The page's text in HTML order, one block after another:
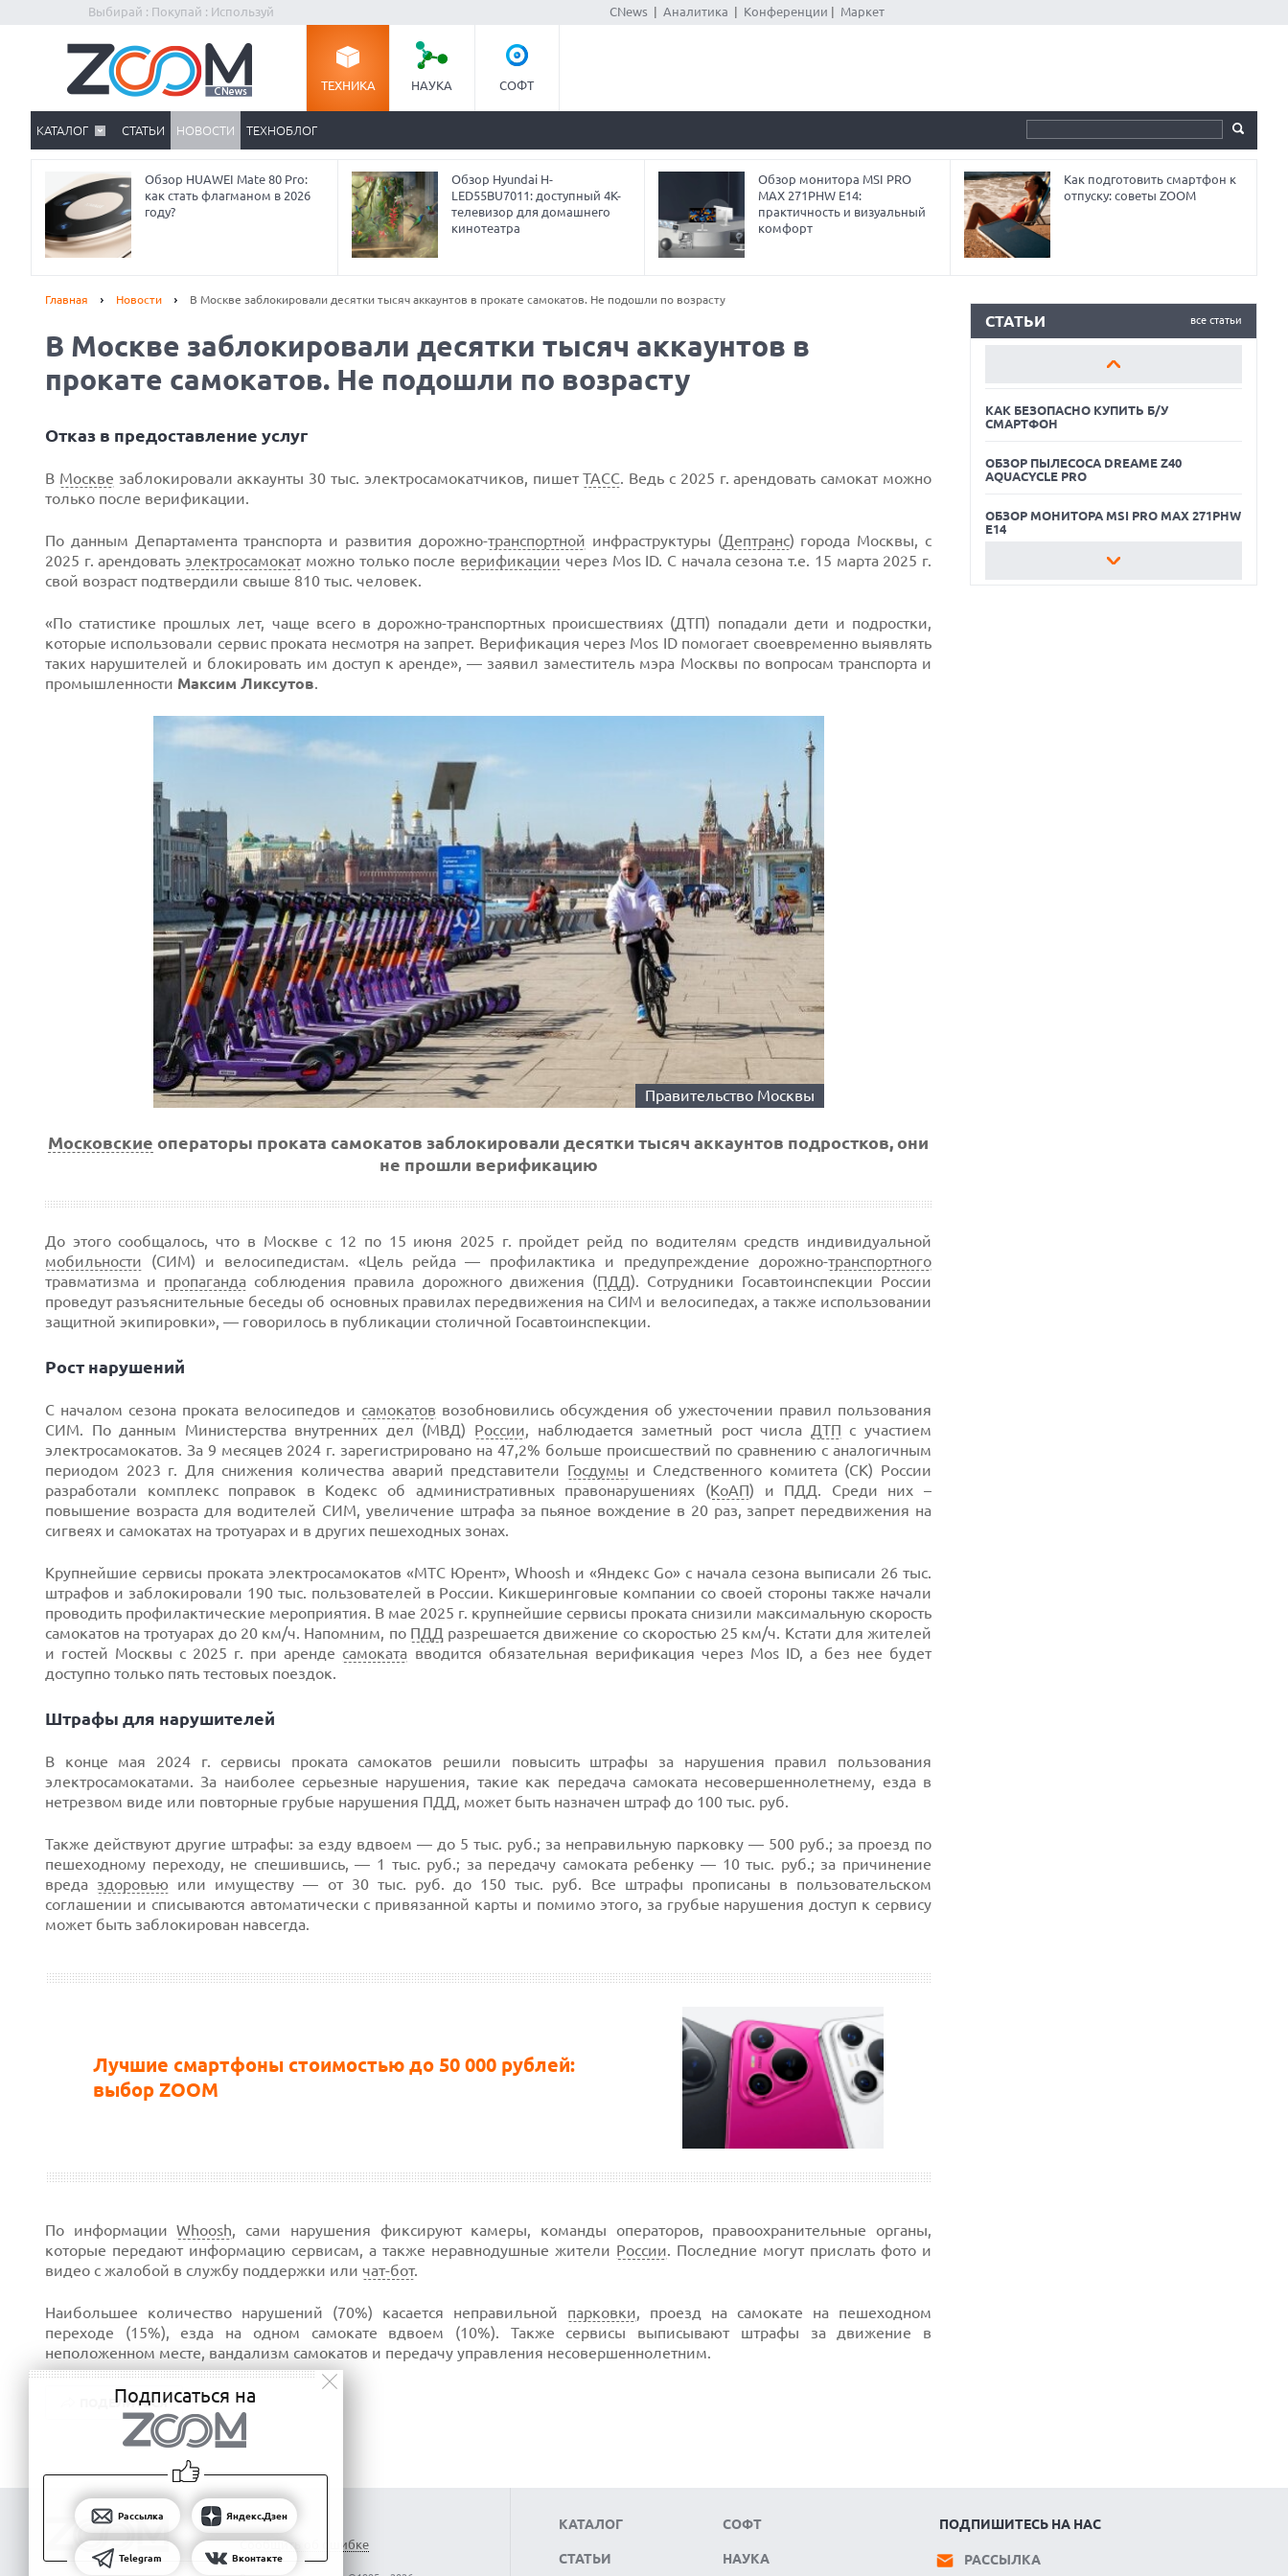
Выбирай : Покупай : Используй CNews| Аналитика Конференции Маркет
ТЕХНИКА НАУКА СОФТ
КАТАЛОГ СТАТЬИ НОВОСТИ ТЕХНОБЛОГ
Обзор HUAWEI Mate 80 Pro:
как стать флагманом в 2026
году?
Обзор Hyundai H-
LED55BU7011: доступный 4K-
телевизор для домашнего
кинотеатра
Обзор монитора MSI PRO
MAX 271PHW E14:
практичность и визуальный
комфорт
Как подготовить смартфон к
отпуску: советы ZOOM
Главная Новости В Москве заблокировали десятки тысяч аккаунтов в прокате самокатов. Не подошли по возрасту
В Москве заблокировали десятки тысяч аккаунтов в
прокате самокатов. Не подошли по возрасту
Отказ в предоставление услуг
В Москве заблокировали аккаунты 30 тыс. электросамокатчиков, пишетТАСС. Ведь с 2025 г. арендовать самокат можно
только после верификации.
По данным Департамента транспорта и развития дорожно-транспортной инфраструктуры (Дептранс) города Москвы, с
2025 г. арендовать электросамокатможно только после верификации через Mos ID. С начала сезона т.е. 15 марта 2025 г.
свой возраст подтвердили свыше 810 тыс. человек.
«По статистике прошлых лет, чаще всего в дорожно-транспортных происшествиях (ДТП) попадали дети и подростки,
которые использовали сервис проката несмотря на запрет. Верификация через Mos ID помогает своевременно выявлять
таких нарушителей и блокировать им доступ к аренде», — заявил заместитель мэра Москвы по вопросам транспорта и
промышленности Максим Ликсутов.
Правительство Москвы
Московские операторы проката самокатов заблокировали десятки тысяч аккаунтов подростков, они
не прошли верификацию
До этого сообщалось, что в Москве с 12 по 15 июня 2025 г. пройдет рейд по водителям средств индивидуальной
мобильности (СИМ) и велосипедистам. «Цель рейда — профилактика и предупреждение дорожно-транспортного
травматизма и пропаганда соблюдения правила дорожного движения (ПДД). Сотрудники Госавтоинспекции России
проведут разъяснительные беседы об основных правилах передвижения на СИМ и велосипедах, а также использовании
защитной экипировки», — говорилось в публикации столичной Госавтоинспекции.
Рост нарушений
С началом сезона проката велосипедов и самокатов возобновились обсуждения об ужесточении правил пользования
СИМ. По данным Министерства внутренних дел (МВД) России, наблюдается заметный рост числа ДТП с участием
электросамокатов. За 9 месяцев 2024 г. зарегистрировано на 47,2% больше происшествий по сравнению с аналогичным
периодом 2023 г. Для снижения количества аварий представители Госдумы и Следственного комитета (СК) России
разработали комплекс поправок в Кодекс об административных правонарушениях (КоАП) и ПДД. Среди них –
повышение возраста для водителей СИМ, увеличение штрафа за пьяное вождение в 20 раз, запрет передвижения на
сигвеях и самокатах на тротуарах и в других пешеходных зонах.
Крупнейшие сервисы проката электросамокатов «МТС Юрент», Whoosh и «Яндекс Go» с начала сезона выписали 26 тыс.
штрафов и заблокировали 190 тыс. пользователей в России. Кикшеринговые компании со своей стороны также начали
проводить профилактические мероприятия. В мае 2025 г. крупнейшие сервисы проката снизили максимальную скорость
самокатов на тротуарах до 20 км/ч. Напомним, по ПДД разрешается движение со скоростью 25 км/ч. Кстати для жителей
и гостей Москвы с 2025 г. при аренде самоката вводится обязательная верификация через Mos ID, а без нее будет
доступно только пять тестовых поездок.
Штрафы для нарушителей
В конце мая 2024 г. сервисы проката самокатов решили повысить штрафы за нарушения правил пользования
электросамокатами. За наиболее серьезные нарушения, такие как передача самоката несовершеннолетнему, езда в
нетрезвом виде или повторные грубые нарушения ПДД, может быть назначен штраф до 100 тыс. руб.
Также действуют другие штрафы: за езду вдвоем — до 5 тыс. руб.; за неправильную парковку — 500 руб.; за проезд по
пешеходному переходу, не спешившись, — 1 тыс. руб.; за передачу самоката ребенку — 10 тыс. руб.; за причинение
вреда здоровью или имуществу — от 30 тыс. руб. до 150 тыс. руб. Все штрафы прописаны в пользовательском
соглашении и списываются автоматически с привязанной карты и помимо этого, за грубые нарушения доступ к сервису
может быть заблокирован навсегда.
Лучшие смартфоны стоимостью до 50 000 рублей:
выбор ZOOM
По информацииWhoosh, сами нарушения фиксируют камеры, команды операторов, правоохранительные органы,
которые передают информацию сервисам, а также неравнодушные жители России. Последние могут прислать фото и
видео с жалобой в службу поддержки или чат-бот.
Наибольшее количество нарушений (70%) касается неправильной парковки, проезд на самокате на пешеходном
переходе (15%), езда на одном самокате вдвоем (10%). Также сервисы выписывают штрафы за движение в
неположенном месте, вандализм самокатов и передачу управления несовершеннолетним.
ПОДЕЛИТЬСЯ
все статьи
СТАТЬИ
КАК БЕЗОПАСНО КУПИТЬ Б/У
ОБЗОР ПЫЛЕСОСА DREAME Z40
AQUACYCLE PRO
ОБЗОР МОНИТОРА MSI PRO MAX 271PHW
КАК БЕЗОПАСНО КУПИТЬ Б/У
СМАРТФОН
ОБЗОР ПЫЛЕСОСА DREAME Z40
AQUACYCLE PRO
ОБЗОР МОНИТОРА MSI PRO MAX 271PHW
E14
КАК БЕЗОПАСНО КУПИТЬ Б/У
Prev
Next
Сообщить об ошибке
КАТАЛОГ
СТАТЬИ
СОФТ
НАУКА
ПОДПИШИТЕСЬ НА НАС
РАССЫЛКА
Подписаться на
Рассылка Яндекс.Дзен
Telegram Вконтакте